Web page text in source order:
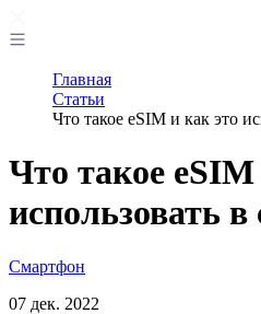
Главная
Статьи
Что такое eSIM и как это
Что такое
использовать
Смартфон
07 дек. 2022